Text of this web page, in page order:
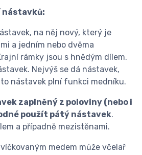
nástavků:
na něj nový, který je
a jedním nebo dvěma
rámky jsou s hnědým dílem.
Nejvýš se dá nástavek,
nástavek plní funkci medníku.
zaplněný z poloviny (nebo i
použít pátý nástavek.
a případně mezistěnami.
medem může včelař